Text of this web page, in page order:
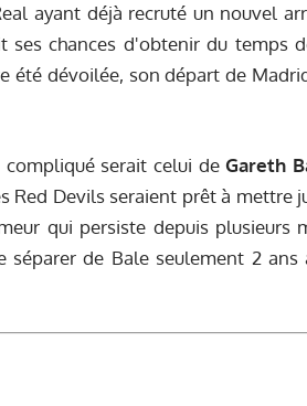
ayant déjà recruté un nouvel
chances d'obtenir du temps
été dévoilée, son départ de
compliqué serait celui deGareth
Red Devils seraient prêt à mettre
qui persiste depuis plusieurs
séparer de Bale seulement 2